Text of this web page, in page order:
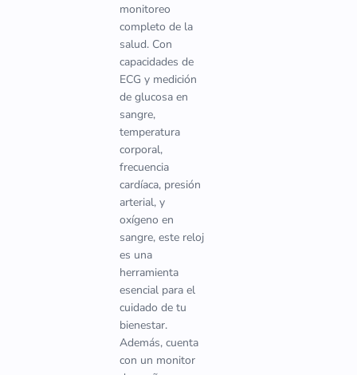
monitoreo
completo de la
salud. Con
capacidades de
ECG y medición
de glucosa en
sangre,
temperatura
corporal,
frecuencia
cardíaca, presión
arterial, y
oxígeno en
sangre, este reloj
es una
herramienta
esencial para el
cuidado de tu
bienestar.
Además, cuenta
con un monitor